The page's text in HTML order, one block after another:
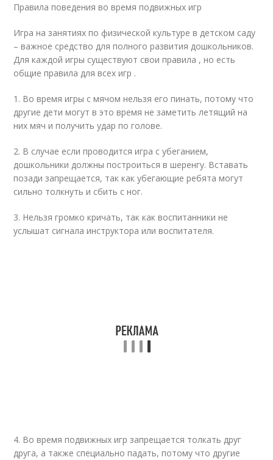
Правила поведения во время подвижных игр
Игра на занятиях по физической культуре в детском саду
– важное средство для полного развития дошкольников.
Для каждой игры существуют свои правила , но есть
общие правила для всех игр .
1. Во время игры с мячом нельзя его пинать, потому что
другие дети могут в это время не заметить летящий на
них мяч и получить удар по голове.
2. В случае если проводится игра с убеганием,
дошкольники должны построиться в шеренгу. Вставать
позади запрещается, так как убегающие ребята могут
сильно толкнуть и сбить с ног.
3. Нельзя громко кричать, так как воспитанники не
услышат сигнала инструктора или воспитателя.
4. Во время подвижных игр запрещается толкать друг
друга, а также специально падать, потому что другие